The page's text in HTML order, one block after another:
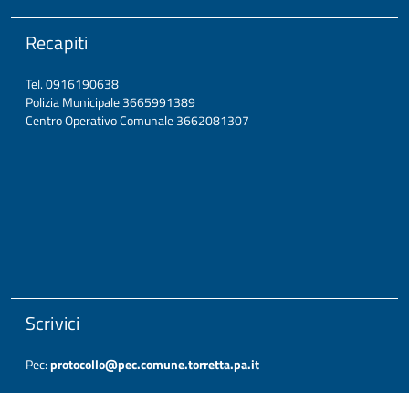
Recapiti
Tel. 0916190638
Polizia Municipale 3665991389
Centro Operativo Comunale 3662081307
Scrivici
Pec:protocollo@pec.comune.torretta.pa.it